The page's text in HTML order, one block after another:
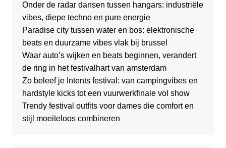
Onder de radar dansen tussen hangars: industriële
vibes, diepe techno en pure energie
Paradise city tussen water en bos: elektronische
beats en duurzame vibes vlak bij brussel
Waar auto’s wijken en beats beginnen, verandert
de ring in het festivalhart van amsterdam
Zo beleef je Intents festival: van campingvibes en
hardstyle kicks tot een vuurwerkfinale vol show
Trendy festival outfits voor dames die comfort en
stijl moeiteloos combineren